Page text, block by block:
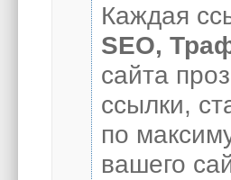
Каждая
SEO,
сайта
ссылки,
по
вашего